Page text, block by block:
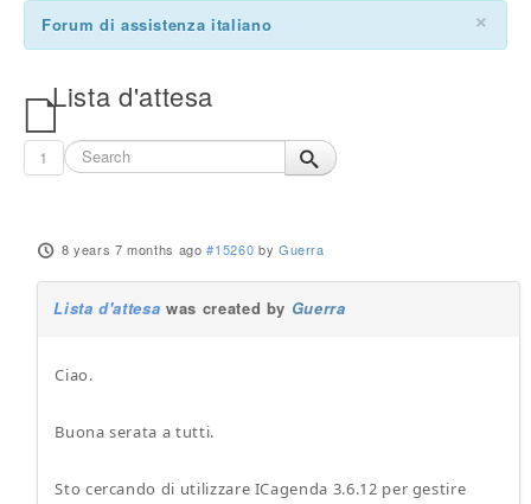
×
Forum di assistenza italiano
Lista d'attesa
1
8 years 7 months ago #15260 by Guerra
Lista d'attesa was created by Guerra
Ciao.
Buona serata a tutti.
Sto cercando di utilizzare ICagenda 3.6.12 per gestire